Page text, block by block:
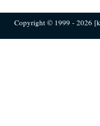
Copyright © 1999 - 2026